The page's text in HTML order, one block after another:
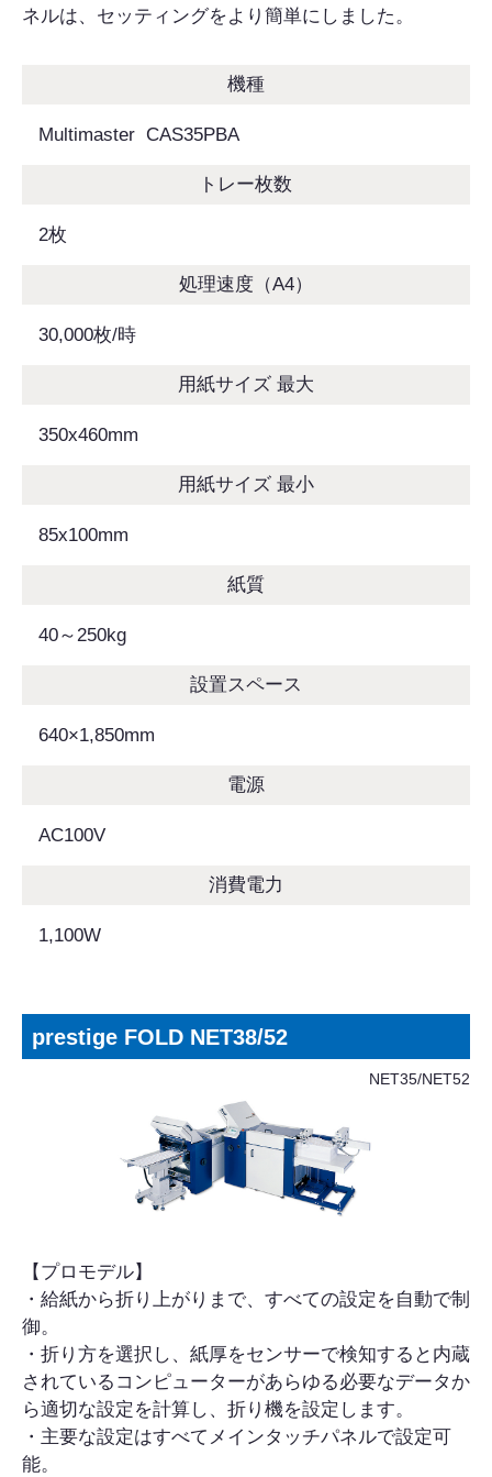
ネルは、セッティングをより簡単にしました。
機種
Multimaster CAS35PBA
トレー枚数
2枚
処理速度（A4）
30,000枚/時
用紙サイズ 最大
350x460mm
用紙サイズ 最小
85x100mm
紙質
40～250kg
設置スペース
640×1,850mm
電源
AC100V
消費電力
1,100W
prestige FOLD NET38/52
NET35/NET52
【プロモデル】
・給紙から折り上がりまで、すべての設定を自動で制
御。
・折り方を選択し、紙厚をセンサーで検知すると内蔵
されているコンピューターがあらゆる必要なデータか
ら適切な設定を計算し、折り機を設定します。
・主要な設定はすべてメインタッチパネルで設定可
能。